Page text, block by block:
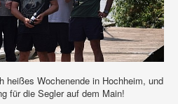
heißes Wochenende in Hochheim, und
für die Segler auf dem Main!